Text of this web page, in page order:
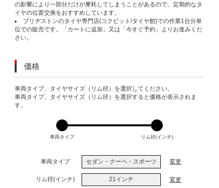
の影響により一部分だけが摩耗してしまうことがあるので、定期的なタ
イヤの位置交換をおすすめしています。
ブリヂストンのタイヤ専門店(コクピット/タイヤ館)での作業1台分単
位での販売です。「カートに追加」又は「今すぐ予約」よりお進みくだ
さい。
価格
VARIATIONS
車両タイプ、タイヤサイズ（リム径）を選択してください。
車両タイプ、タイヤサイズ（リム径）を選択すると価格が表示されま
す。
車両タイプ リム径(インチ)
車両タイプ セダン・クーペ・スポーツ 変更
リム径(インチ) 21インチ 変更